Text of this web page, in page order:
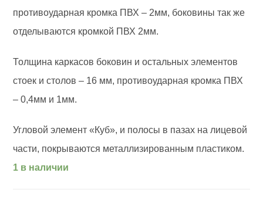
противоударная кромка ПВХ – 2мм, боковины так же
отделываются кромкой ПВХ 2мм.
Толщина каркасов боковин и остальных элементов
стоек и столов – 16 мм, противоударная кромка ПВХ
– 0,4мм и 1мм.
Угловой элемент «Куб», и полосы в пазах на лицевой
части, покрываются металлизированным пластиком.
1 в наличии